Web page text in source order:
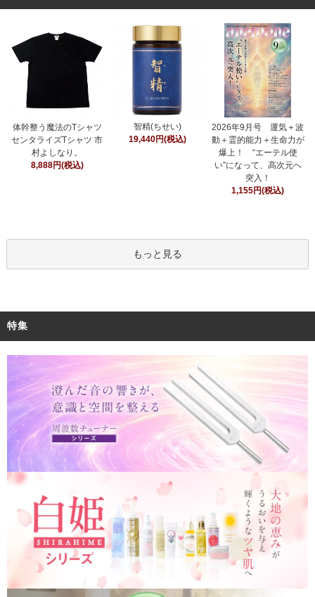
体幹整う魔法のTシャツ
センタライズTシャツ 市
村よしなり。
8,888円(税込)
智精(ちせい)
19,440円(税込)
2026年9月号 運気＋波
動＋霊的能力＋生命力が
爆上！ “エーテル使
い”になって、高次元へ
突入！
1,155円(税込)
もっと見る
特集